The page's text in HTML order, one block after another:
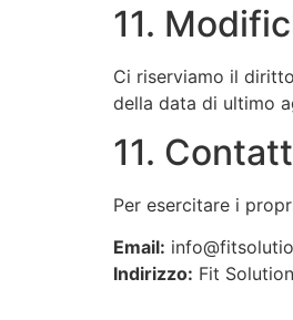
11.
Ci riserviamo il
della data di ultimo
11.
Per esercitare i
Email:
Indirizzo: Fit